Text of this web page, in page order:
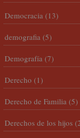
Democracia (13)
demografia (5)
Demografía (7)
Derecho (1)
Derecho de Familia (5)
Derechos de los hijos